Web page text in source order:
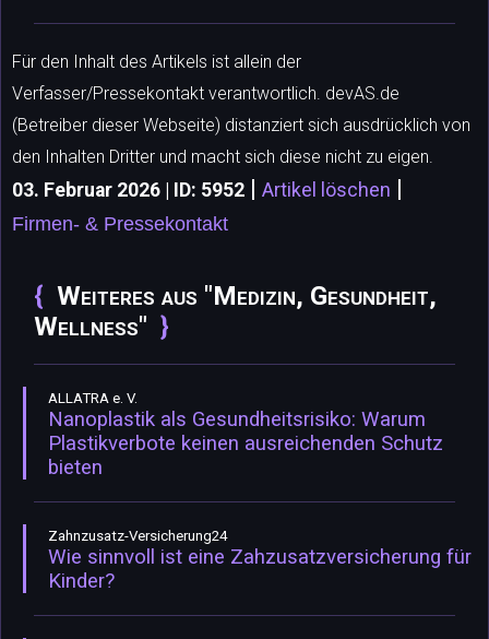
Für den Inhalt des Artikels ist allein der
Verfasser/Pressekontakt verantwortlich. devAS.de
(Betreiber dieser Webseite) distanziert sich ausdrücklich von
den Inhalten Dritter und macht sich diese nicht zu eigen.
03. Februar 2026 | ID: 5952 | Artikel löschen |
Firmen- & Pressekontakt
Weiteres aus "Medizin, Gesundheit,
Wellness"
ALLATRA e. V.
Nanoplastik als Gesundheitsrisiko: Warum
Plastikverbote keinen ausreichenden Schutz
bieten
Zahnzusatz-Versicherung24
Wie sinnvoll ist eine Zahzusatzversicherung für
Kinder?